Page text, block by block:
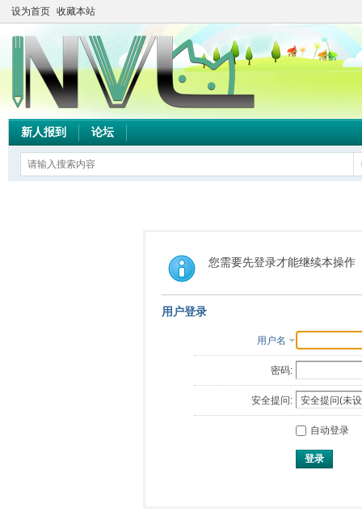
设为首页 收藏本站
新人报到 论坛
您需要先登录才能继续本操作
用户登录
用户名
密码:
安全提问:
自动登录
登录